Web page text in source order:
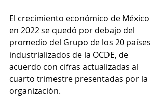
El crecimiento económico de México
en 2022 se quedó por debajo del
promedio del Grupo de los 20 países
industrializados de la OCDE, de
acuerdo con cifras actualizadas al
cuarto trimestre presentadas por la
organización.